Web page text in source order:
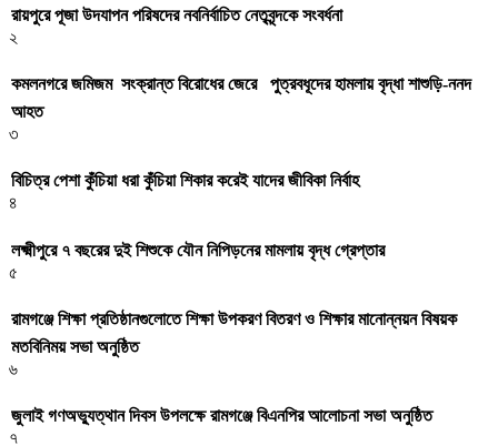
রায়পুরে পূজা উদযাপন পরিষদের নবনির্বাচিত নেতৃবৃন্দকে সংবর্ধনা
২
কমলনগরে জমিজম সংক্রান্ত বিরোধের জেরে পুত্রবধূদের হামলায় বৃদ্ধা শাশুড়ি-ননদ
আহত
৩
বিচিত্র পেশা কুঁচিয়া ধরা কুঁচিয়া শিকার করেই যাদের জীবিকা নির্বাহ
৪
লক্ষ্মীপুরে ৭ বছরের দুই শিশুকে যৌন নিপিড়নের মামলায় বৃদ্ধ গ্রেপ্তার
৫
রামগঞ্জে শিক্ষা প্রতিষ্ঠানগুলোতে শিক্ষা উপকরণ বিতরণ ও শিক্ষার মানোন্নয়ন বিষয়ক
মতবিনিময় সভা অনুষ্ঠিত
৬
জুলাই গণঅভ্যুত্থান দিবস উপলক্ষে রামগঞ্জে বিএনপির আলোচনা সভা অনুষ্ঠিত
৭